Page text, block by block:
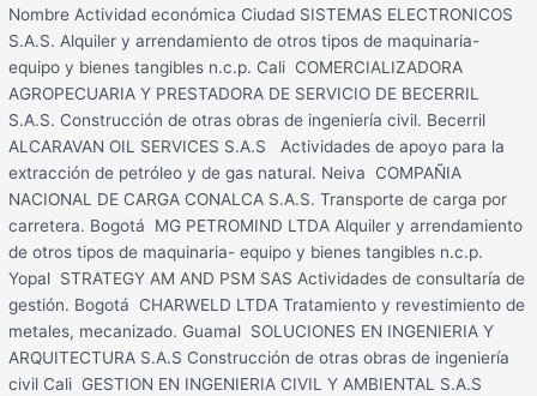
Nombre Actividad económica Ciudad SISTEMAS ELECTRONICOS
S.A.S. Alquiler y arrendamiento de otros tipos de maquinaria-
equipo y bienes tangibles n.c.p. Cali COMERCIALIZADORA
AGROPECUARIA Y PRESTADORA DE SERVICIO DE BECERRIL
S.A.S. Construcción de otras obras de ingeniería civil. Becerril
ALCARAVAN OIL SERVICES S.A.S Actividades de apoyo para la
extracción de petróleo y de gas natural. Neiva COMPAÑIA
NACIONAL DE CARGA CONALCA S.A.S. Transporte de carga por
carretera. Bogotá MG PETROMIND LTDA Alquiler y arrendamiento
de otros tipos de maquinaria- equipo y bienes tangibles n.c.p.
Yopal STRATEGY AM AND PSM SAS Actividades de consultaría de
gestión. Bogotá CHARWELD LTDA Tratamiento y revestimiento de
metales, mecanizado. Guamal SOLUCIONES EN INGENIERIA Y
ARQUITECTURA S.A.S Construcción de otras obras de ingeniería
civil Cali GESTION EN INGENIERIA CIVIL Y AMBIENTAL S.A.S